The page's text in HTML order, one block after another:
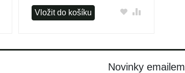
Vložit do košíku
Novinky emailem